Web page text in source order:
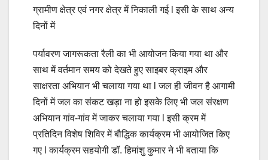
ग्रामीण क्षेत्र एवं नगर क्षेत्र में निकाली गई l इसी के साथ अन्य
दिनों में
पर्यावरण जागरूकता रैली का भी आयोजन किया गया था और
साथ में वर्तमान समय को देखते हुए साइबर क्राइम और
साक्षरता अभियान भी चलाया गया था l जल ही जीवन है आगामी
दिनों में जल का संकट खड़ा ना हो इसके लिए भी जल संरक्षण
अभियान गांव-गांव में जाकर चलाया गया l इसी क्रम में
प्रतिदिन विशेष शिविर में बौद्धिक कार्यक्रम भी आयोजित किए
गए l कार्यक्रम सहयोगी डॉ. हिमांशु कुमार ने भी बताया कि